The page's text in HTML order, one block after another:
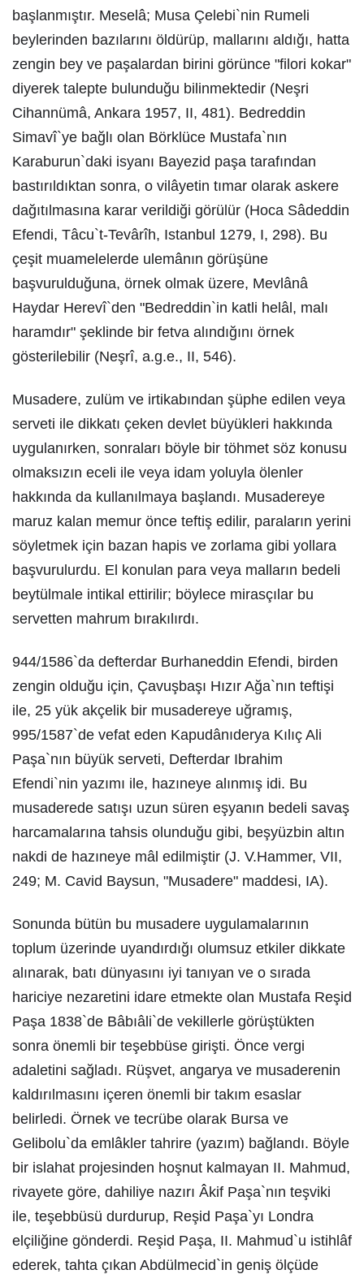
başlanmıştır. Meselâ; Musa Çelebi`nin Rumeli
beylerinden bazılarını öldürüp, mallarını aldığı, hatta
zengin bey ve paşalardan birini görünce "filori kokar"
diyerek talepte bulunduğu bilinmektedir (Neşri
Cihannümâ, Ankara 1957, II, 481). Bedreddin
Simavî`ye bağlı olan Börklüce Mustafa`nın
Karaburun`daki isyanı Bayezid paşa tarafından
bastırıldıktan sonra, o vilâyetin tımar olarak askere
dağıtılmasına karar verildiği görülür (Hoca Sâdeddin
Efendi, Tâcu`t-Tevârîh, Istanbul 1279, I, 298). Bu
çeşit muamelelerde ulemânın görüşüne
başvurulduğuna, örnek olmak üzere, Mevlânâ
Haydar Herevî`den "Bedreddin`in katli helâl, malı
haramdır" şeklinde bir fetva alındığını örnek
gösterilebilir (Neşrî, a.g.e., II, 546).
Musadere, zulüm ve irtikabından şüphe edilen veya
serveti ile dikkatı çeken devlet büyükleri hakkında
uygulanırken, sonraları böyle bir töhmet söz konusu
olmaksızın eceli ile veya idam yoluyla ölenler
hakkında da kullanılmaya başlandı. Musadereye
maruz kalan memur önce teftiş edilir, paraların yerini
söyletmek için bazan hapis ve zorlama gibi yollara
başvurulurdu. El konulan para veya malların bedeli
beytülmale intikal ettirilir; böylece mirasçılar bu
servetten mahrum bırakılırdı.
944/1586`da defterdar Burhaneddin Efendi, birden
zengin olduğu için, Çavuşbaşı Hızır Ağa`nın teftişi
ile, 25 yük akçelik bir musadereye uğramış,
995/1587`de vefat eden Kapudânıderya Kılıç Ali
Paşa`nın büyük serveti, Defterdar Ibrahim
Efendi`nin yazımı ile, hazıneye alınmış idi. Bu
musaderede satışı uzun süren eşyanın bedeli savaş
harcamalarına tahsis olunduğu gibi, beşyüzbin altın
nakdi de hazıneye mâl edilmiştir (J. V.Hammer, VII,
249; M. Cavid Baysun, "Musadere" maddesi, IA).
Sonunda bütün bu musadere uygulamalarının
toplum üzerinde uyandırdığı olumsuz etkiler dikkate
alınarak, batı dünyasını iyi tanıyan ve o sırada
hariciye nezaretini idare etmekte olan Mustafa Reşid
Paşa 1838`de Bâbıâli`de vekillerle görüştükten
sonra önemli bir teşebbüse girişti. Önce vergi
adaletini sağladı. Rüşvet, angarya ve musaderenin
kaldırılmasını içeren önemli bir takım esaslar
belirledi. Örnek ve tecrübe olarak Bursa ve
Gelibolu`da emlâkler tahrire (yazım) bağlandı. Böyle
bir islahat projesinden hoşnut kalmayan II. Mahmud,
rivayete göre, dahiliye nazırı Âkif Paşa`nın teşviki
ile, teşebbüsü durdurup, Reşid Paşa`yı Londra
elçiliğine gönderdi. Reşid Paşa, II. Mahmud`u istihlâf
ederek, tahta çıkan Abdülmecid`in geniş ölçüde